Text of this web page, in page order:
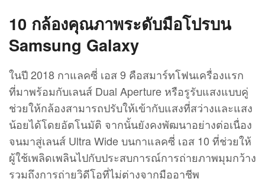
10 กล้องคุณภาพระดับมือโปรบน
Samsung Galaxy
ในปี 2018 กาแลคซี่ เอส 9 คือสมาร์ทโฟนเครื่องแรก
ที่มาพร้อมกับเลนส์ Dual Aperture หรือรูรับแสงแบบคู่
ช่วยให้กล้องสามารถปรับให้เข้ากับแสงที่สว่างและแสง
น้อยได้โดยอัตโนมัติ จากนั้นยังคงพัฒนาอย่างต่อเนื่อง
จนมาสู่เลนส์ Ultra Wide บนกาแลคซี่ เอส 10 ที่ช่วยให้
ผู้ใช้เพลิดเพลินไปกับประสบการณ์การถ่ายภาพมุมกว้าง
รวมถึงการถ่ายวิดีโอที่ไม่ต่างจากมืออาชีพ